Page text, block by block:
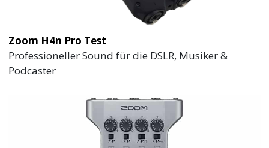
Zoom H4n Pro Test
Professioneller Sound für die DSLR, Musiker &
Podcaster